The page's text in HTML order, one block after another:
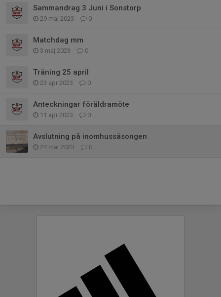
Sammandrag 3 Juni i Sonstorp
29 maj 2023 0
Matchdag mm
3 maj 2023 0
Träning 25 april
23 apr 2023 0
Anteckningar föräldramöte
11 apr 2023 0
Avslutning på inomhussäsongen
24 mar 2023 0